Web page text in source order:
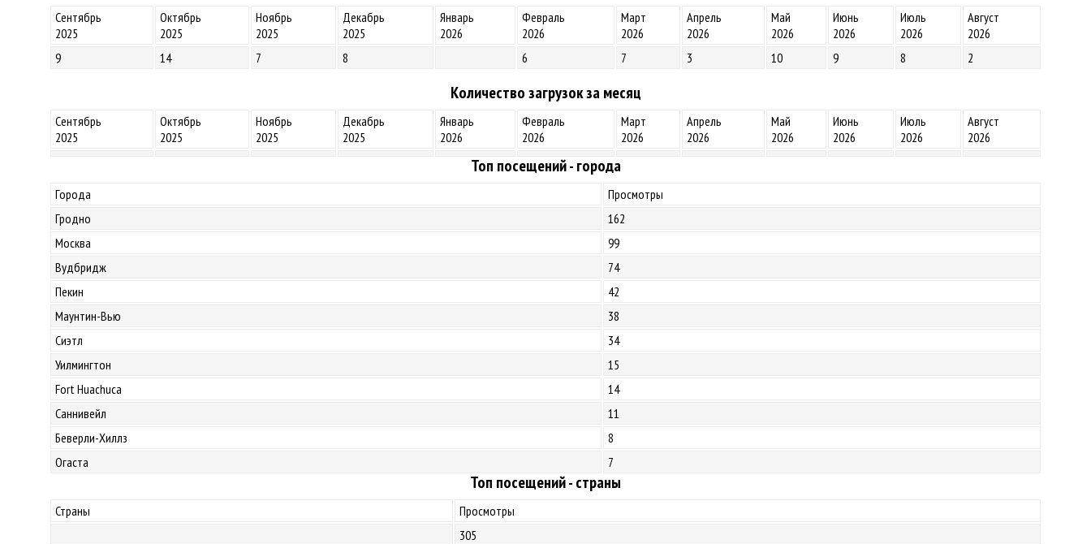
Сентябрь
2025
Октябрь
2025
Ноябрь
2025
Декабрь
2025
Январь
2026
Февраль
2026
Март
2026
Апрель
2026
Май
2026
Июнь
2026
Июль
2026
Август
2026
9
14 7 8 6 7 3 10 9 8 2
Количество загрузок за месяц
Сентябрь
2025
Октябрь
2025
Ноябрь
2025
Декабрь
2025
Январь
2026
Февраль
2026
Март
2026
Апрель
2026
Май
2026
Июнь
2026
Июль
2026
Август
2026
Топ посещений - города
Города
Просмотры
Гродно
162
Москва
99
Вудбридж
74
Пекин
42
Маунтин-Вью
38
Сиэтл
34
Уилмингтон
15
Fort Huachuca
14
Саннивейл
11
Беверли-Хиллз
8
Огаста
7
Топ посещений - страны
Страны
Просмотры
305